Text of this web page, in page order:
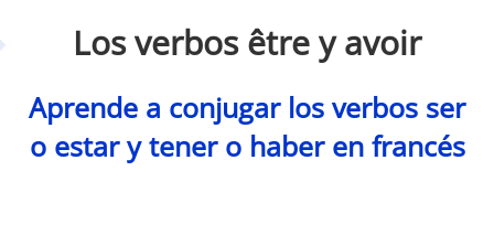
Los verbos être y avoir
Aprende a conjugar los verbos ser
o estar y tener o haber en francés